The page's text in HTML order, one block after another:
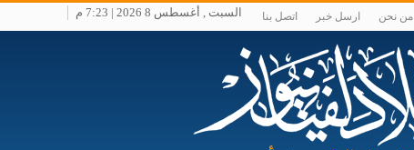
من نحن ارسل خبر اتصل بنا السبت , أغسطس 8 2026 | 7:23 م